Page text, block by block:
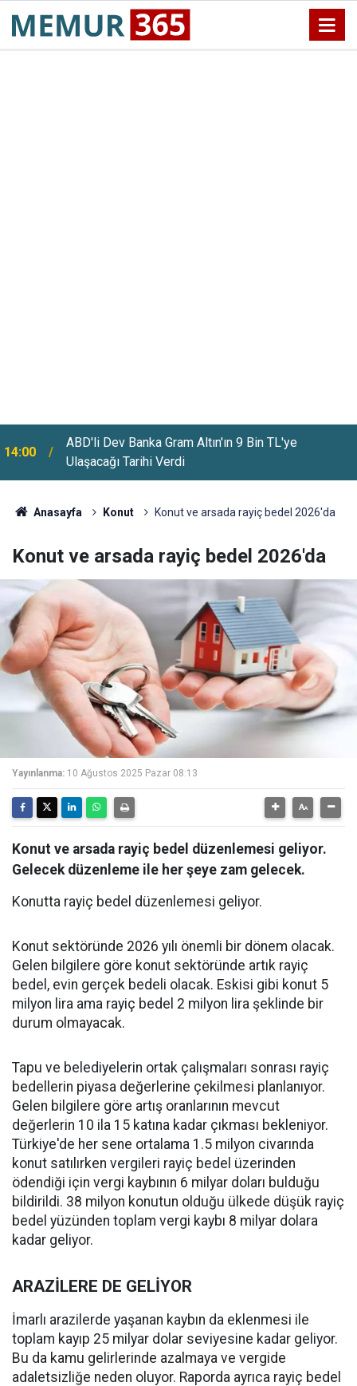
Ulaşacağı Tarihi Verdi
13:36
MSB KPSS'siz 15 Bin 500 Asker Alımı
Başvurularında Son Günler
Anasayfa Konut Konut ve arsada rayiç bedel 2026'da
Konut ve arsada rayiç bedel 2026'da
Yayınlanma: 10 Ağustos 2025 Pazar 08:13
Konut ve arsada rayiç bedel düzenlemesi geliyor.
Gelecek düzenleme ile her şeye zam gelecek.
Konutta rayiç bedel düzenlemesi geliyor.
Konut sektöründe 2026 yılı önemli bir dönem olacak.
Gelen bilgilere göre konut sektöründe artık rayiç
bedel, evin gerçek bedeli olacak. Eskisi gibi konut 5
milyon lira ama rayiç bedel 2 milyon lira şeklinde bir
durum olmayacak.
Tapu ve belediyelerin ortak çalışmaları sonrası rayiç
bedellerin piyasa değerlerine çekilmesi planlanıyor.
Gelen bilgilere göre artış oranlarının mevcut
değerlerin 10 ila 15 katına kadar çıkması bekleniyor.
Türkiye'de her sene ortalama 1.5 milyon civarında
konut satılırken vergileri rayiç bedel üzerinden
ödendiği için vergi kaybının 6 milyar doları bulduğu
bildirildi. 38 milyon konutun olduğu ülkede düşük rayiç
bedel yüzünden toplam vergi kaybı 8 milyar dolara
kadar geliyor.
ARAZİLERE DE GELİYOR
İmarlı arazilerde yaşanan kaybın da eklenmesi ile
toplam kayıp 25 milyar dolar seviyesine kadar geliyor.
Bu da kamu gelirlerinde azalmaya ve vergide
adaletsizliğe neden oluyor. Raporda ayrıca rayiç bedel